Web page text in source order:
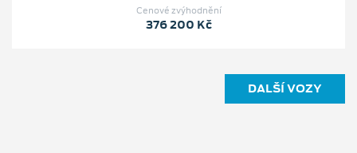
Cenové zvýhodnění
376 200 Kč
DALŠÍ VOZY